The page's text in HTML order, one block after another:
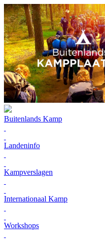
Buitenlands Kamp
Landeninfo
Kampverslagen
Internationaal Kamp
Workshops